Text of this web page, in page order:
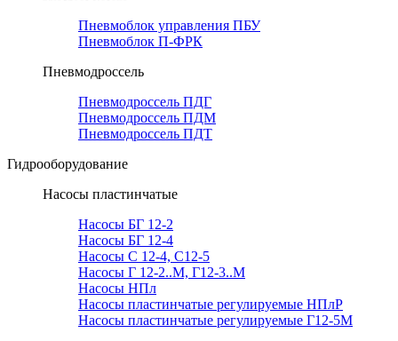
Пневмоблок управления ПБУ
Пневмоблок П-ФРК
Пневмодроссель
Пневмодроссель ПДГ
Пневмодроссель ПДМ
Пневмодроссель ПДТ
Гидрооборудование
Насосы пластинчатые
Насосы БГ 12-2
Насосы БГ 12-4
Насосы С 12-4, С12-5
Насосы Г 12-2..М, Г12-3..М
Насосы НПл
Насосы пластинчатые регулируемые НПлР
Насосы пластинчатые регулируемые Г12-5М